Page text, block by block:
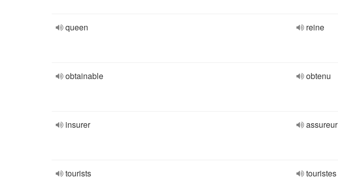
queen reine
obtainable obtenu
insurer assureur
tourists touristes